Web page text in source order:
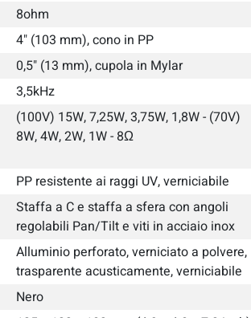
8ohm
4" (103 mm), cono in PP
0,5" (13 mm), cupola in Mylar
3,5kHz
(100V) 15W, 7,25W, 3,75W, 1,8W - (70V)
8W, 4W, 2W, 1W - 8Ω
PP resistente ai raggi UV, verniciabile
Staffa a C e staffa a sfera con angoli
regolabili Pan/Tilt e viti in acciaio inox
Alluminio perforato, verniciato a polvere,
trasparente acusticamente, verniciabile
Nero